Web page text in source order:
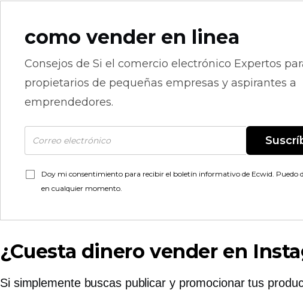
como vender en linea
Consejos de Si el comercio electrónico Expertos
propietarios de pequeñas empresas y aspirantes a
emprendedores.
Doy mi consentimiento para recibir el boletín informativo de Ecwid. Puedo
en cualquier momento.
¿Cuesta dinero vender en
Si simplemente buscas publicar y promocionar tus